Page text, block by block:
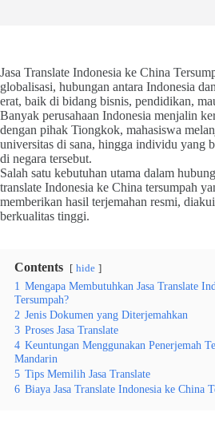
Jasa Translate Indonesia ke China
globalisasi, hubungan antara Indonesia
erat, baik di bidang bisnis, pendidikan,
Banyak perusahaan Indonesia menjalin
dengan pihak Tiongkok, mahasiswa
universitas di sana, hingga individu yang
di negara tersebut.
Salah satu kebutuhan utama dalam
translate Indonesia ke China tersumpah
memberikan hasil terjemahan resmi,
berkualitas tinggi.
Contents hide
1 Mengapa Membutuhkan Jasa Translate
Tersumpah?
2 Jenis Dokumen yang Diterjemahkan
3 Proses Jasa Translate
4 Keuntungan Menggunakan Penerjemah
Mandarin
5 Tips Memilih Jasa Translate
6 Biaya Jasa Translate Indonesia ke China